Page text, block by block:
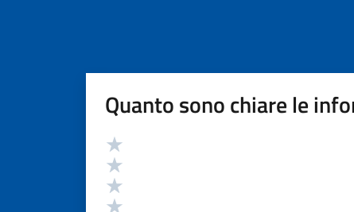
Quanto sono chiare le
Valutazione